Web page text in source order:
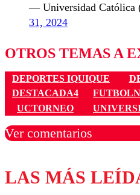
— Universidad Católica
31, 2024
OTROS TEMAS A
DEPORTES IQUIQUE
DESTACADA4
UCTORNEO
Ver comentarios
Los comentarios son
diálogo
LAS MÁS